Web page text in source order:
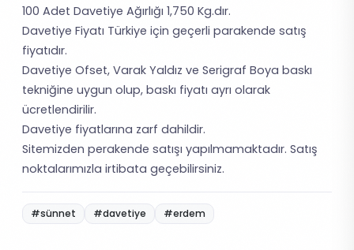
100 Adet Davetiye Ağırlığı 1,750 Kg.dır.
Davetiye Fiyatı Türkiye için geçerli parakende satış
fiyatıdır.
Davetiye Ofset, Varak Yaldız ve Serigraf Boya baskı
tekniğine uygun olup, baskı fiyatı ayrı olarak
ücretlendirilir.
Davetiye fiyatlarına zarf dahildir.
Sitemizden perakende satışı yapılmamaktadır. Satış
noktalarımızla irtibata geçebilirsiniz.
#sünnet #davetiye #erdem